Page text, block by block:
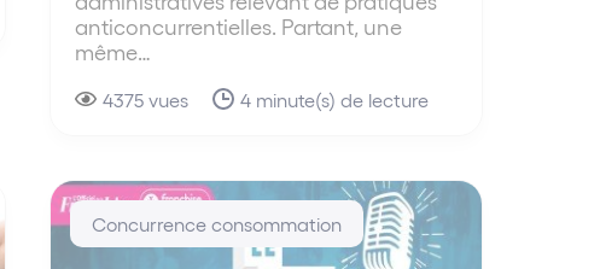
anticoncurrentielles. Partant, une
même…
4375 vues 4 minute(s) de lecture
Concurrence consommation